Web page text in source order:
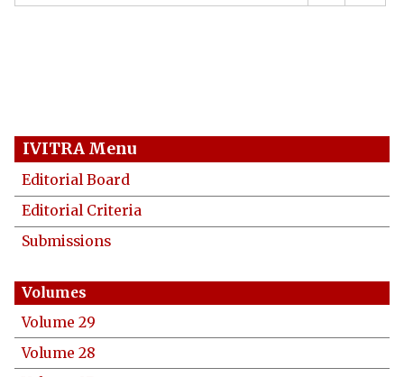
IVITRA Menu
Editorial Board
Editorial Criteria
Submissions
Volume 29
Volume 28